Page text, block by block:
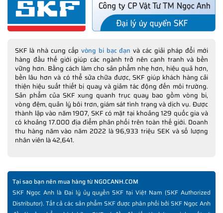
NGOCANH.COM vinh dự được phục vụ hàng ngàn Khách hàng
lớn nhỏ trên toàn quốc nên sẽ có lúc trải nghiệm mua hàng sẽ
không được trọn vẹn từ hệ thống bán hàng của NGOCANH.COM.
Với phương trâm coi sự hài lòng của Khách hàng làm trọng tâm
phát triển doanh nghiệp bền vững. NGOCANH.COM rất mong
muốn nhận được những phản hồi, góp ý của Khách hàng để
chúng tôi hoàn thiện tốt hơn dịch vụ bán hàng và sau bán hàng
để Khách hàng có những trải nghiệm mua hàng tốt nhất từ
NGOCANH.COM.
SKF là nhà cung cấp vòng bi bạc đạn và các giải pháp đổi mới
hàng đầu thế giới giúp các ngành trở nên cạnh tranh và bền
vững hơn. Bằng cách làm cho sản phẩm nhẹ hơn, hiệu quả hơn,
bền lâu hơn và có thể sửa chữa được, SKF giúp khách hàng cải
thiện hiệu suất thiết bị quay và giảm tác động đến môi trường.
Sản phẩm của SKF xung quanh trục quay bao gồm vòng bi,
vòng đệm, quản lý bôi trơn, giám sát tình trạng và dịch vụ. Được
thành lập vào năm 1907, SKF có mặt tại khoảng 129 quốc gia và
có khoảng 17.000 địa điểm phân phối trên toàn thế giới. Doanh
thu hàng năm vào năm 2022 là 96,933 triệu SEK và số lượng
nhân viên là 42,641.
Tại sao bạn nên mua hàng từ NGOCANH.COM
SKF Ngọc Anh là Đại lý ủy quyền SKF tại Việt Nam (SKF Authorized
Distributor). Tất cả các sản phẩm SKF được phân phối bởi SKF Ngọc Anh